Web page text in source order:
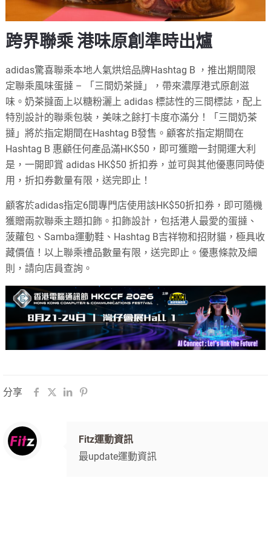
跨界聯乘 港味原創準時出爐
adidas驚喜聯乘本地人氣烘焙品牌Hashtag B ，推出期間限
定聯乘風味蛋撻 – 「三間奶茶撻」，帶來濃厚港式原創滋
味。奶茶撻面上以糖粉灑上 adidas 標誌性的三間標誌，配上
特別設計的聯乘包裝，美味之餘打卡度亦滿分！「三間奶茶
撻」將於指定期間在Hashtag B發售。顧客於指定期間在
Hashtag B 惠顧任何產品滿HK$50，即可獲贈一封開運大利
是，一開即賞 adidas HK$50 折扣券，並可與其他優惠同時使
用，折扣券數量有限，送完即止！
顧客於adidas指定6間專門店使用該HK$50折扣券，即可隨機
獲贈兩款聯乘主題扣飾。扣飾設計，包括港人最愛的蛋撻、
菠蘿包、Samba運動鞋、Hashtag B吉祥物和招財貓，極具收
藏價值！以上聯乘禮品數量有限，送完即止。優惠條款及細
則，請向店員查詢。
分享
Fitz運動資訊
最update運動資訊